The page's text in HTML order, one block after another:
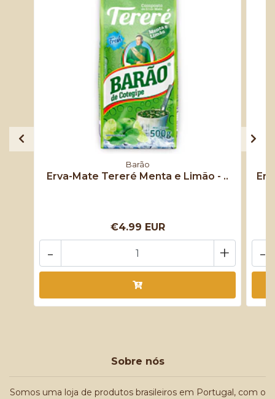
Barão
Erva-Mate Tereré Menta e Limão - ..
€4.99 EUR
+
- -
Sobre nós
Somos uma loja de produtos brasileiros em Portugal, com o